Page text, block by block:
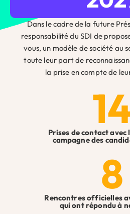
Votre adresse e-mail ne sera pas
obligatoires sont indiqués avec
Commentaire*
Dans le cadre de la future
responsabilité du SDI de
vous, un modèle de société au
toute leur part de
la prise en compte de
Prises de contact avec
campagne des
8
Rencontres officielles
qui ont répondu à